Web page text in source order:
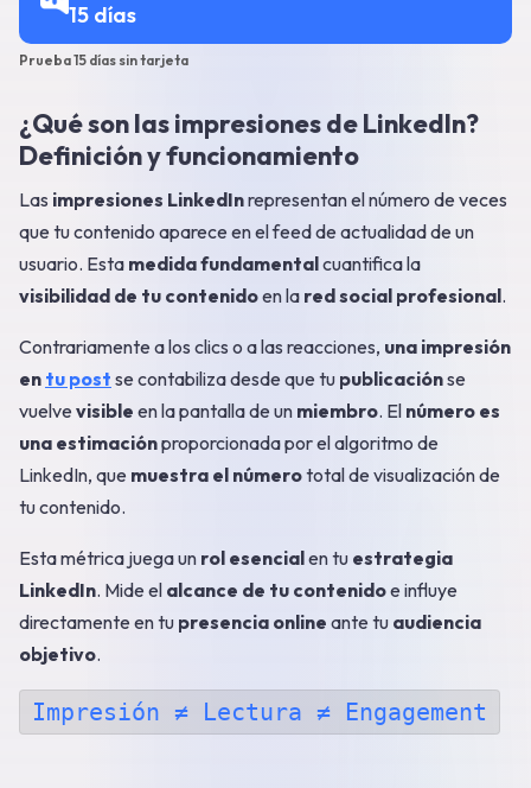
15 días
Prueba 15 días sin tarjeta
¿Qué son las impresiones de LinkedIn?
Definición y funcionamiento
Las impresiones LinkedInrepresentan el número de veces
que tu contenido aparece en el feed de actualidad de un
usuario. Esta medida fundamentalcuantifica la
visibilidad de tu contenidoen la red social profesional.
Contrariamente a los clics o a las reacciones, una impresión
en tu post se contabiliza desde que tu publicaciónse
vuelve visible en la pantalla de un miembro. El número es
una estimaciónproporcionada por el algoritmo de
LinkedIn, que muestra el númerototal de visualización de
tu contenido.
Esta métrica juega un rol esencialen tu estrategia
LinkedIn. Mide el alcance de tu contenidoe influye
directamente en tu presencia online ante tu audiencia
objetivo.
Impresión ≠ Lectura ≠ Engagement